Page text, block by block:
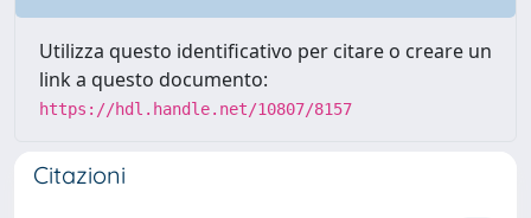
Utilizza questo identificativo per citare o creare un
link a questo documento:
https://hdl.handle.net/10807/8157
Citazioni